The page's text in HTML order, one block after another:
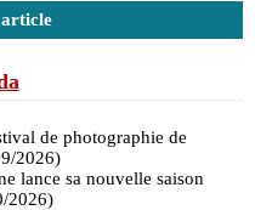
de photographie de
2026)
lance sa nouvelle saison
2026)